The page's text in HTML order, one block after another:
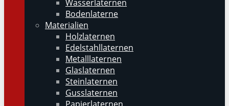
Wasserlaternen
Bodenlaterne
Materialien
Holzlaternen
Edelstahllaternen
Metalllaternen
Glaslaternen
Steinlaternen
Gusslaternen